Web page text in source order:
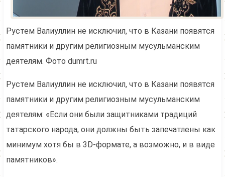
Рустем Валиуллин не исключил, что в Казани появятся
памятники и другим религиозным мусульманским
деятелям. Фото dumrt.ru
Рустем Валиуллин не исключил, что в Казани появятся
памятники и другим религиозным мусульманским
деятелям: «Если они были защитниками традиций
татарского народа, они должны быть запечатлены как
минимум хотя бы в 3D-формате, а возможно, и в виде
памятников».